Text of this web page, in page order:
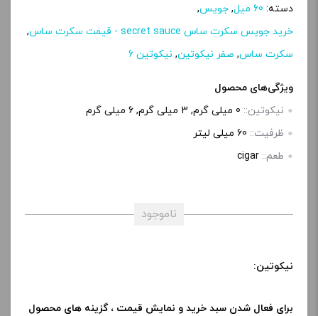
دسته: 60 میل , جویس,
خرید جویس سکرت ساس secret sauce - قیمت سکرت ساس
,
سکرت ساس, صفر نیکوتین, نیکوتین 6
ویژگی‌های محصول
نیکوتین:: 0 میلی گرم, 3 میلی‌ گرم, 6 میلی‌ گرم
ظرفیت:: 60 میلی‌ لیتر
طعم:: cigar
ناموجود
نیکوتین:
برای فعال شدن سبد خرید و نمایش قیمت ، گزینه های محصول